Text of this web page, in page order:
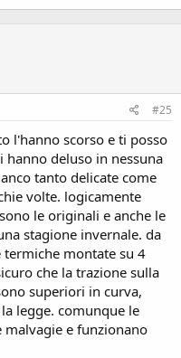
#25
l'hanno scorso e ti posso
deluso in nessuna
tanto delicate come
volte. logicamente
le originali e anche le
stagione invernale. da
montate su 4
che la trazione sulla
superiori in curva,
legge. comunque le
e funzionano